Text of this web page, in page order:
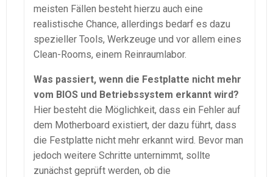
meisten Fällen besteht hierzu auch eine
realistische Chance, allerdings bedarf es dazu
spezieller Tools, Werkzeuge und vor allem eines
Clean-Rooms, einem Reinraumlabor.
Was passiert, wenn die Festplatte nicht mehr
vom BIOS und Betriebssystem erkannt wird?
Hier besteht die Möglichkeit, dass ein Fehler auf
dem Motherboard existiert, der dazu führt, dass
die Festplatte nicht mehr erkannt wird. Bevor man
jedoch weitere Schritte unternimmt, sollte
zunächst geprüft werden, ob die